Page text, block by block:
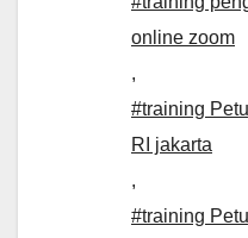
online zoom
,
#training
RI jakarta
,
#training